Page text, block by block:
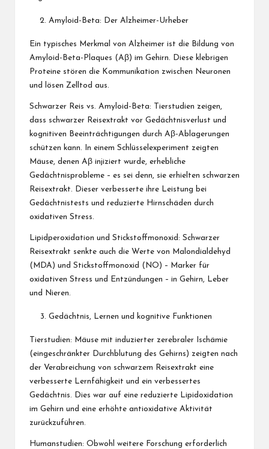
Amyloid-Beta: Der Alzheimer-Urheber
Ein typisches Merkmal von Alzheimer ist die Bildung von
Amyloid-Beta-Plaques (Aβ) im Gehirn. Diese klebrigen
Proteine ​​stören die Kommunikation zwischen Neuronen
und lösen Zelltod aus.
Schwarzer Reis vs. Amyloid-Beta: Tierstudien zeigen,
dass schwarzer Reisextrakt vor Gedächtnisverlust und
kognitiven Beeinträchtigungen durch Aβ-Ablagerungen
schützen kann. In einem Schlüsselexperiment zeigten
Mäuse, denen Aβ injiziert wurde, erhebliche
Gedächtnisprobleme – es sei denn, sie erhielten schwarzen
Reisextrakt. Dieser verbesserte ihre Leistung bei
Gedächtnistests und reduzierte Hirnschäden durch
oxidativen Stress.
Lipidperoxidation und Stickstoffmonoxid: Schwarzer
Reisextrakt senkte auch die Werte von Malondialdehyd
(MDA) und Stickstoffmonoxid (NO) – Marker für
oxidativen Stress und Entzündungen – in Gehirn, Leber
und Nieren.
Gedächtnis, Lernen und kognitive Funktionen
Tierstudien: Mäuse mit induzierter zerebraler Ischämie
(eingeschränkter Durchblutung des Gehirns) zeigten nach
der Verabreichung von schwarzem Reisextrakt eine
verbesserte Lernfähigkeit und ein verbessertes
Gedächtnis. Dies war auf eine reduzierte Lipidoxidation
im Gehirn und eine erhöhte antioxidative Aktivität
zurückzuführen.
Humanstudien: Obwohl weitere Forschung erforderlich